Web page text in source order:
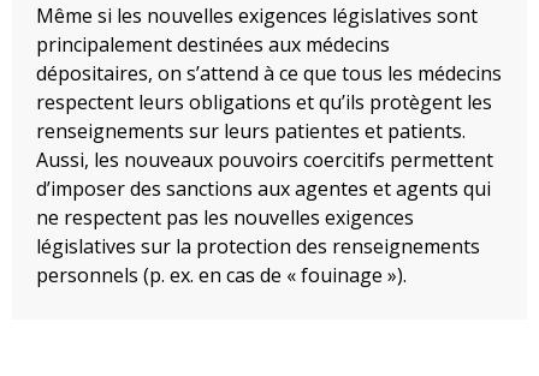
Même si les nouvelles exigences législatives sont
principalement destinées aux médecins
dépositaires, on s’attend à ce que tous les médecins
respectent leurs obligations et qu’ils protègent les
renseignements sur leurs patientes et patients.
Aussi, les nouveaux pouvoirs coercitifs permettent
d’imposer des sanctions aux agentes et agents qui
ne respectent pas les nouvelles exigences
législatives sur la protection des renseignements
personnels (p. ex. en cas de « fouinage »).